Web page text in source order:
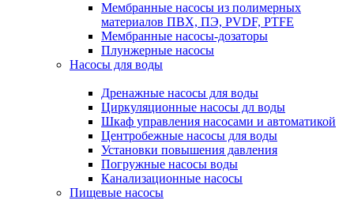
Мембранные насосы из полимерных
материалов ПВХ, ПЭ, PVDF, PTFE
Мембранные насосы-дозаторы
Плунжерные насосы
Насосы для воды
Дренажные насосы для воды
Циркуляционные насосы дл воды
Шкаф управления насосами и автоматикой
Центробежные насосы для воды
Установки повышения давления
Погружные насосы воды
Канализационные насосы
Пищевые насосы